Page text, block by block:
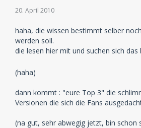
20. April 2010
haha, die wissen bestimmt selber
werden soll.
die lesen hier mit und suchen sich das
(haha)
dann kommt : "eure Top 3" die
Versionen die sich die Fans
(na gut, sehr abwegig jetzt, bin schon